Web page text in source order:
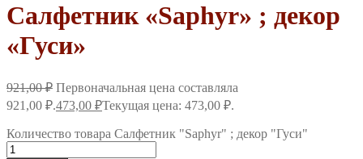
Салфетник «Saphyr» ; декор
«Гуси»
921,00₽ Первоначальная цена составляла
921,00 ₽.473,00 ₽Текущая цена: 473,00 ₽.
Количество товара Салфетник "Saphyr" ; декор "Гуси"